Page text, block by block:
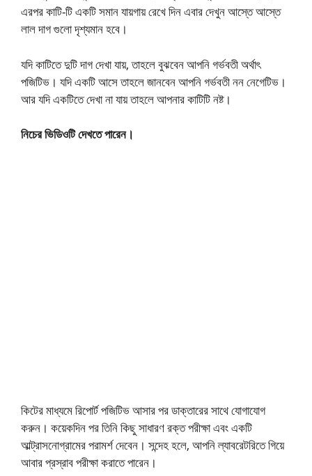
এরপর কাটি-টি একটি সমান যায়গায় রেখে দিন এবার দেখুন আস্তে আস্তে
লাল দাগ গুলো দৃশ্যমান হবে।
যদি কাটিতে দুটি দাগ দেখা যায়, তাহলে বুঝবেন আপনি গর্ভবতী অর্থাৎ
পজিটিভ। যদি একটি আসে তাহলে জানবেন আপনি গর্ভবতী নন নেগেটিভ।
আর যদি একটিতে দেখা না যায় তাহলে আপনার কাটিটি নষ্ট।
নিচের ভিডিওটি দেখতে পারেন।
কিটের মাধ্যমে রিপোর্ট পজিটিভ আসার পর ডাক্তারের সাথে যোগাযোগ
করুন। কয়েকদিন পর তিনি কিছু সাধারণ রক্ত পরীক্ষা এবং একটি
আল্ট্রাসনোগ্রামের পরামর্শ দেবেন। সন্দেহ হলে, আপনি ল্যাবরেটরিতে গিয়ে
আবার প্রস্রাব পরীক্ষা করাতে পারেন।